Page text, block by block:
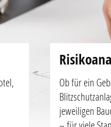
Ob für ein
jeweiligen